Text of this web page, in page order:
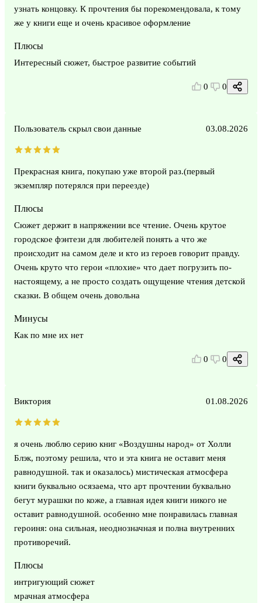
узнать концовку. К прочтения бы порекомендовала, к тому
же у книги еще и очень красивое оформление
Плюсы
Интересный сюжет, быстрое развитие событий
0 0
Пользователь скрыл свои данные 03.08.2026
Прекрасная книга, покупаю уже второй раз.(первый
экземпляр потерялся при переезде)
Плюсы
Сюжет держит в напряжении все чтение. Очень крутое
городское фэнтези для любителей понять а что же
происходит на самом деле и кто из героев говорит правду.
Очень круто что герои «плохие» что дает погрузить по-
настоящему, а не просто создать ощущение чтения детской
сказки. В общем очень довольна
Минусы
Как по мне их нет
0 0
Виктория 01.08.2026
я очень люблю серию книг «Воздушны народ» от Холли
Блэк, поэтому решила, что и эта книга не оставит меня
равнодушной. так и оказалось) мистическая атмосфера
книги буквально осязаема, что арт прочтении буквально
бегут мурашки по коже, а главная идея книги никого не
оставит равнодушной. особенно мне понравилась главная
героиня: она сильная, неоднозначная и полна внутренних
противоречий.
Плюсы
интригующий сюжет
мрачная атмосфера